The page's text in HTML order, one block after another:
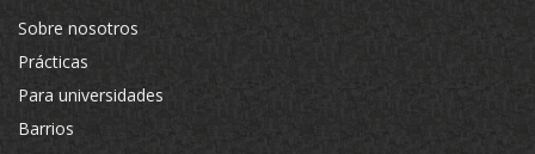
Sobre nosotros
Prácticas
Para universidades
Barrios